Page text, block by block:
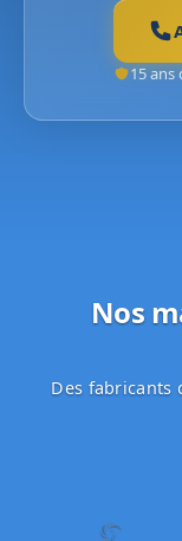
15 ans
Nos
Des fabricants